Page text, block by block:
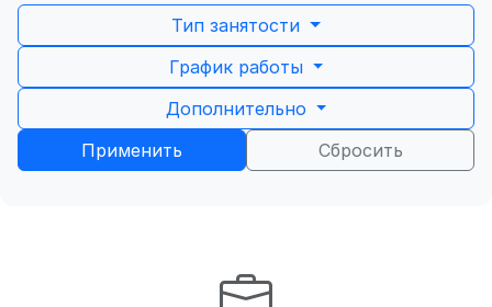
Тип занятости
График работы
Дополнительно
Применить
Сбросить